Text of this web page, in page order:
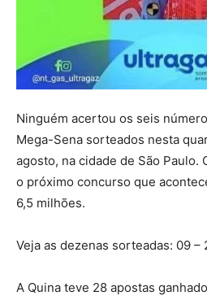
Ninguém acertou os seis
Mega-Sena sorteados nesta
agosto, na cidade de São Paulo.
o próximo concurso que
6,5 milhões.
Veja as dezenas sorteadas: 09 –
A Quina teve 28 apostas